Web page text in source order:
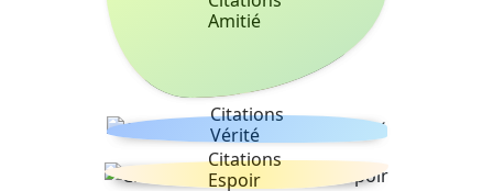
Amitié
Citations
Vérité
Citations
Espoir